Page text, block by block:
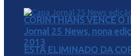
CORINTHIANS VENCE O
ESTA ELIMINADO DA
Jornal 25 News, nona
2013